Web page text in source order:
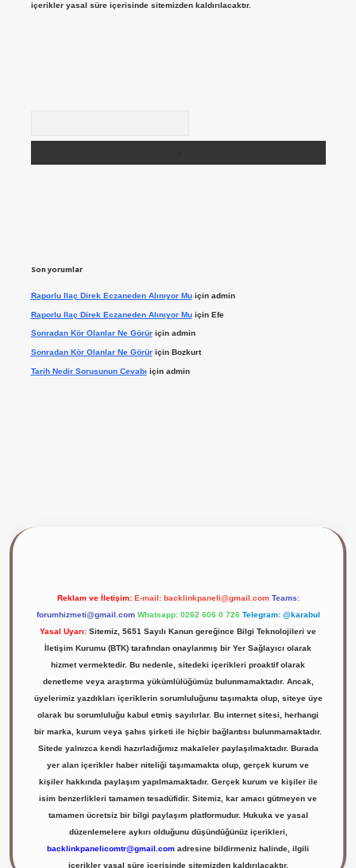
içerikler yasal süre içerisinde sitemizden kaldırılacaktır.
Son yorumlar
Raporlu Ilaç Direk Eczaneden Alınıyor Muiçin admin
Raporlu Ilaç Direk Eczaneden Alınıyor Muiçin Efe
Sonradan Kör Olanlar Ne Görüriçin admin
Sonradan Kör Olanlar Ne Görüriçin Bozkurt
Tarih Nedir Sorusunun Cevabı için admin
Reklam ve İletişim: E-mail: backlinkpaneli@gmail.com Teams:
forumhizmeti@gmail.com Whatsapp: 0262 606 0 726 Telegram: @karabul
Yasal Uyarı: Sitemiz, 5651 Sayılı Kanun gereğince Bilgi Teknolojileri ve
İletişim Kurumu (BTK) tarafından onaylanmış bir Yer Sağlayıcı olarak
hizmet vermektedir. Bu nedenle, sitedeki içerikleri proaktif olarak
denetleme veya araştırma yükümlülüğümüz bulunmamaktadır. Ancak,
üyelerimiz yazdıkları içeriklerin sorumluluğunu taşımakta olup, siteye üye
olarak bu sorumluluğu kabul etmiş sayılırlar. Bu internet sitesi, herhangi
bir marka, kurum veya şahıs şirketi ile hiçbir bağlantısı bulunmamaktadır.
Sitede yalnızca kendi hazırladığımız makaleler paylaşılmaktadır. Burada
yer alan içerikler haber niteliği taşımamakta olup, gerçek kurum ve
kişiler hakkında paylaşım yapılmamaktadır. Gerçek kurum ve kişiler ile
isim benzerlikleri tamamen tesadüfidir. Sitemiz, kar amacı gütmeyen ve
tamamen ücretsiz bir bilgi paylaşım platformudur. Hukuka ve yasal
düzenlemelere aykırı olduğunu düşündüğünüz içerikleri,
backlinkpanelicomtr@gmail.com adresine bildirmeniz halinde, ilgili
içerikler yasal süre içerisinde sitemizden kaldırılacaktır.